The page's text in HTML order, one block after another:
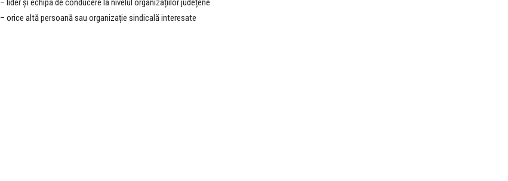
– lider și echipă de conducere la nivelul organizațiilor județene
– orice altă persoană sau organizație sindicală interesate